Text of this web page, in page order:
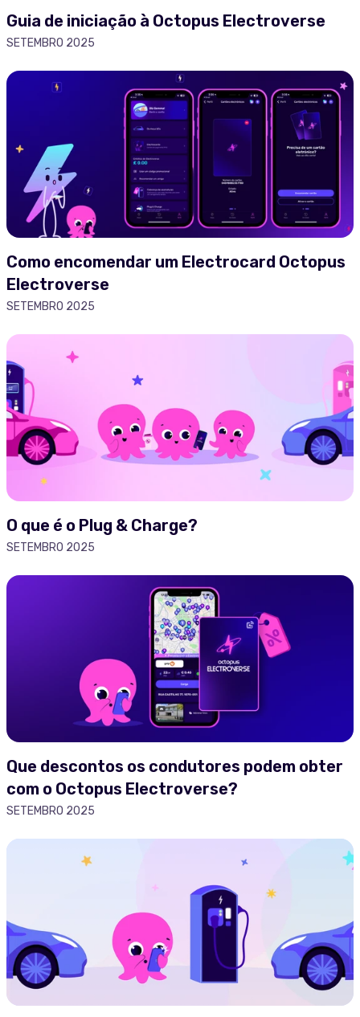
Guia de iniciação à Octopus Electroverse
SETEMBRO 2025
Como encomendar um Electrocard Octopus
Electroverse
SETEMBRO 2025
O que é o Plug & Charge?
SETEMBRO 2025
Que descontos os condutores podem obter
com o Octopus Electroverse?
SETEMBRO 2025